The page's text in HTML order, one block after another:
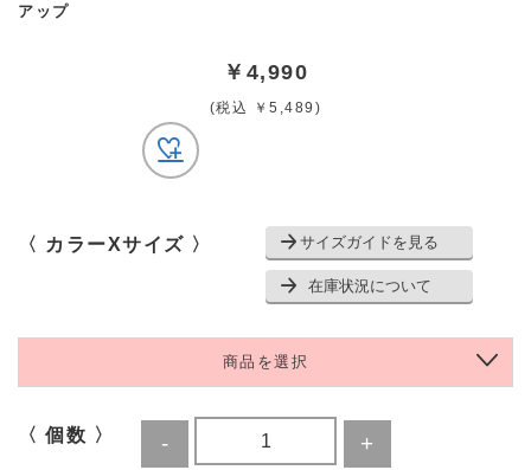
アップ
￥4,990
(税込 ￥5,489)
〈 カラーXサイズ 〉 サイズガイドを見る
在庫状況について
商品を選択
〈 個数 〉